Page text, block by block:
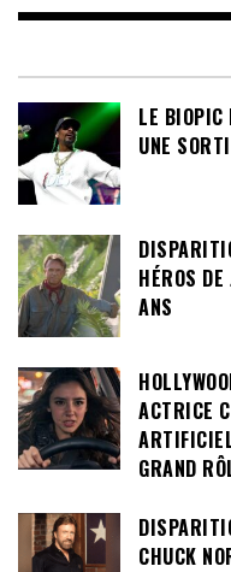
LE BIOPIC
UNE
HÉROS
ANS
ACTRICE
GRAND
CHUCK